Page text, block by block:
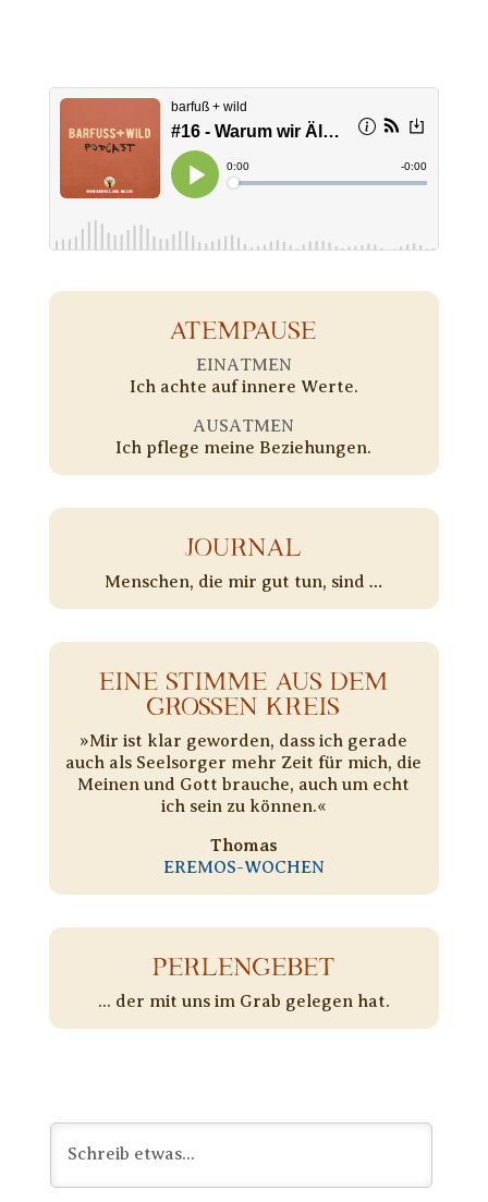
ATEMPAUSE
EINATMEN
Ich achte auf innere Werte.
AUSATMEN
Ich pflege meine Beziehungen.
JOURNAL
Menschen, die mir gut tun, sind …
EINE STIMME AUS DEM
GROSSEN KREIS
»Mir ist klar geworden, dass ich gerade
auch als Seelsorger mehr Zeit für mich, die
Meinen und Gott brauche, auch um echt
ich sein zu können.«
Thomas
EREMOS-WOCHEN
PERLENGEBET
... der mit uns im Grab gelegen hat.